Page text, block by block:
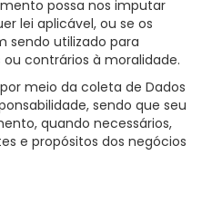
possa nos imputar
lei aplicável, ou se os
sendo utilizado para
contrários à moralidade.
meio da coleta de Dados
sendo que seu
quando necessários,
e propósitos dos negócios